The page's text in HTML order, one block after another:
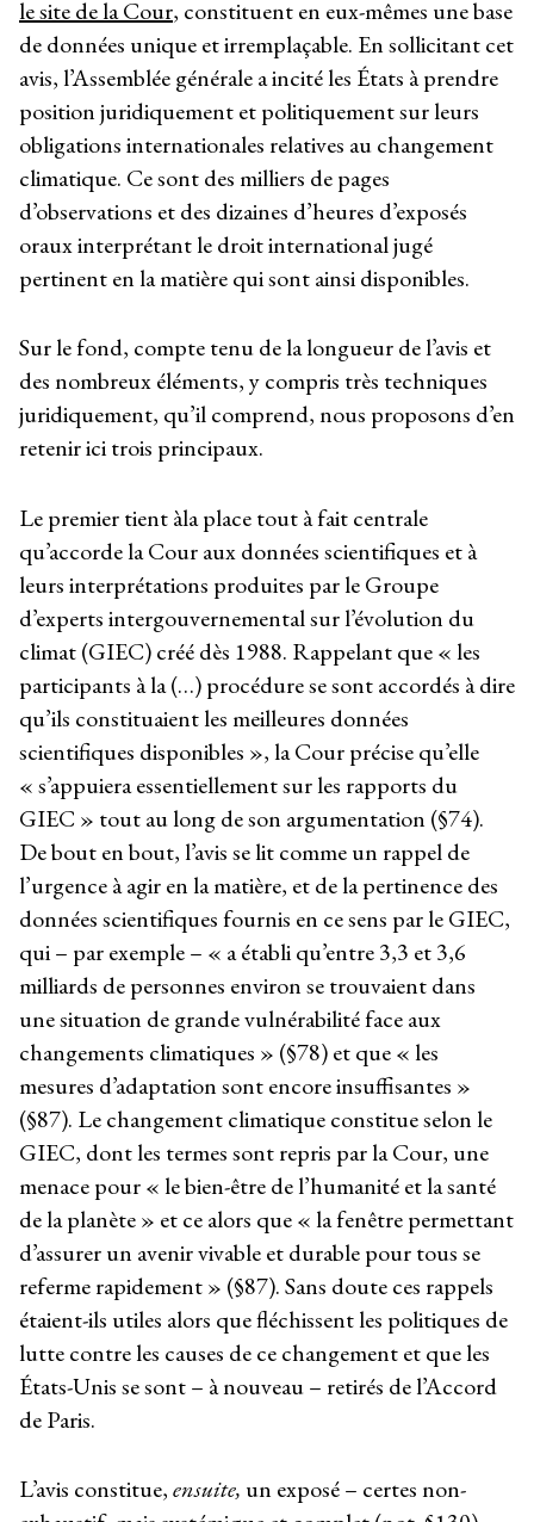
le site de la Cour, constituent en eux-mêmes une base
de données unique et irremplaçable. En sollicitant cet
avis, l’Assemblée générale a incité les États à prendre
position juridiquement et politiquement sur leurs
obligations internationales relatives au changement
climatique. Ce sont des milliers de pages
d’observations et des dizaines d’heures d’exposés
oraux interprétant le droit international jugé
pertinent en la matière qui sont ainsi disponibles.
Sur le fond, compte tenu de la longueur de l’avis et
des nombreux éléments, y compris très techniques
juridiquement, qu’il comprend, nous proposons d’en
retenir ici trois principaux.
Le premier tient àla place tout à fait centrale
qu’accorde la Cour aux données scientifiques et à
leurs interprétations produites par le Groupe
d’experts intergouvernemental sur l’évolution du
climat (GIEC) créé dès 1988. Rappelant que « les
participants à la (…) procédure se sont accordés à dire
qu’ils constituaient les meilleures données
scientifiques disponibles », la Cour précise qu’elle
« s’appuiera essentiellement sur les rapports du
GIEC » tout au long de son argumentation (§74).
De bout en bout, l’avis se lit comme un rappel de
l’urgence à agir en la matière, et de la pertinence des
données scientifiques fournis en ce sens par le GIEC,
qui – par exemple – « a établi qu’entre 3,3 et 3,6
milliards de personnes environ se trouvaient dans
une situation de grande vulnérabilité face aux
changements climatiques » (§78) et que « les
mesures d’adaptation sont encore insuffisantes »
(§87). Le changement climatique constitue selon le
GIEC, dont les termes sont repris par la Cour, une
menace pour « le bien-être de l’humanité et la santé
de la planète » et ce alors que « la fenêtre permettant
d’assurer un avenir vivable et durable pour tous se
referme rapidement » (§87). Sans doute ces rappels
étaient-ils utiles alors que fléchissent les politiques de
lutte contre les causes de ce changement et que les
États-Unis se sont – à nouveau – retirés de l’Accord
de Paris.
L’avis constitue,ensuite, un exposé – certes non-